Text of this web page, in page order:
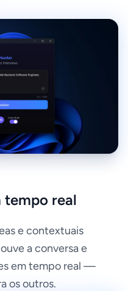
tempo real
e contextuais
a conversa e
em tempo real —
os outros.